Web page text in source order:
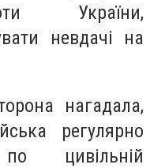
України,
невдачі на
нагадала,
регулярно
цивільній